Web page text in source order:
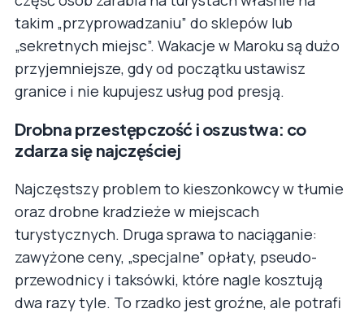
takim „przyprowadzaniu” do sklepów lub
„sekretnych miejsc”. Wakacje w Maroku są dużo
przyjemniejsze, gdy od początku ustawisz
granice i nie kupujesz usług pod presją.
Drobna przestępczość i oszustwa: co
zdarza się najczęściej
Najczęstszy problem to kieszonkowcy w tłumie
oraz drobne kradzieże w miejscach
turystycznych. Druga sprawa to naciąganie:
zawyżone ceny, „specjalne” opłaty, pseudo-
przewodnicy i taksówki, które nagle kosztują
dwa razy tyle. To rzadko jest groźne, ale potrafi